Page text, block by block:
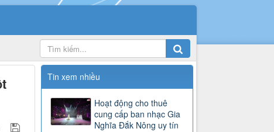
Tin xem nhiều
Hoạt động cho thuê
cung cấp ban nhạc Gia
Nghĩa Đắk Nông uy tín